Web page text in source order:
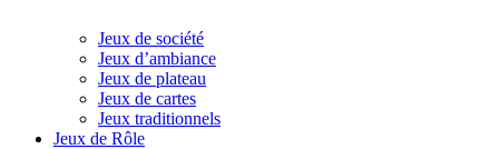
Jeux de société
Jeux d’ambiance
Jeux de plateau
Jeux de cartes
Jeux traditionnels
Jeux de Rôle